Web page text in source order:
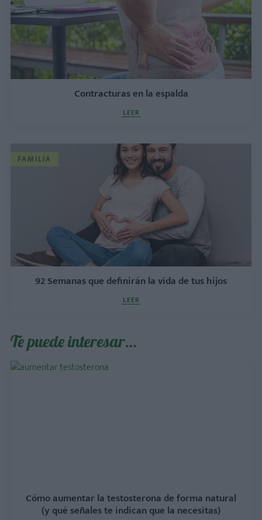
Contracturas en la espalda
LEER
FAMILIA
92 Semanas que definirán la vida de tus hijos
LEER
Te puede interesar…
Cómo aumentar la testosterona de forma natural
(y qué señales te indican que la necesitas)